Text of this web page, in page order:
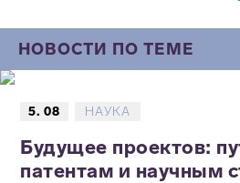
НОВОСТИ ПО ТЕМЕ
5. 08 НАУКА
Будущее проектов:
патентам и научным